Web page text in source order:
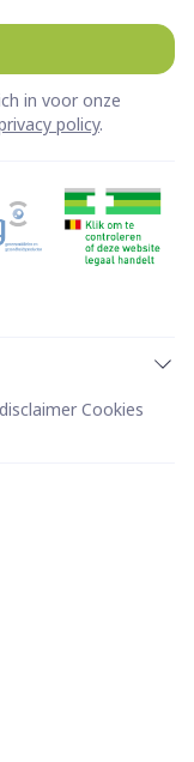
in voor onze
policy.
Cookies